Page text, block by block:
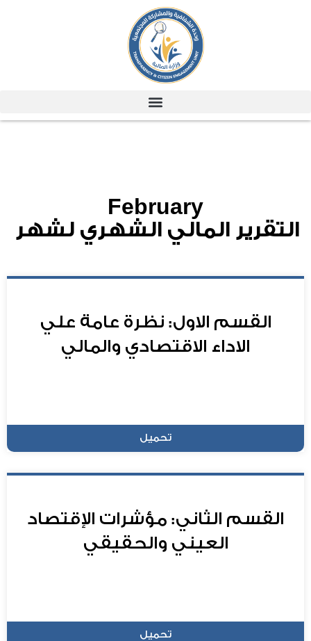
February
التقرير المالي الشهري لشهر
القسم الاول: نظرة عامة علي
الاداء الاقتصادي والمالي
تحميل
القسم الثاني: مؤشرات الإقتصاد
العيني والحقيقي
تحميل